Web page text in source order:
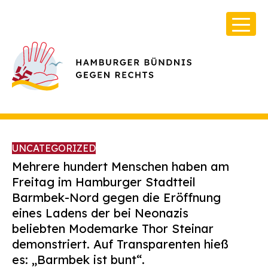
Über Uns
Infos & Broschüren
Archiv
Kontakt
UNCATEGORIZED
Mehrere hundert Menschen haben am
Freitag im Hamburger Stadtteil
Barmbek-Nord gegen die Eröffnung
eines Ladens der bei Neonazis
beliebten Modemarke Thor Steinar
demonstriert. Auf Transparenten hieß
es: „Barmbek ist bunt“.